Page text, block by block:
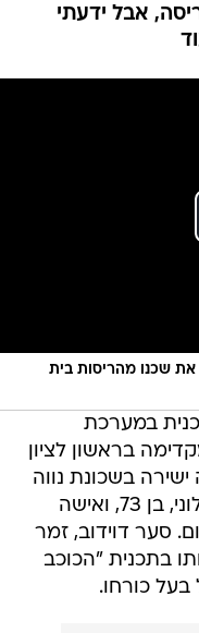
אבל ידעתי
את שכנו מהריסות בית
במערכת
בראשון לציון
בשכונת נווה
ים. שני בני אדם נהרגו: ישראל אלוני, בן 73, ואישה
סער דוידוב, זמר
בתכנית "הכוכב
כורחו.